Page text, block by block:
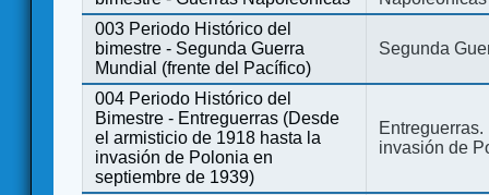
003 Periodo Histórico del
bimestre - Segunda Guerra
Mundial (frente del Pacífico)
Segunda
004 Periodo Histórico del
Bimestre - Entreguerras (Desde
el armisticio de 1918 hasta la
invasión de Polonia en
septiembre de 1939)
invasión de